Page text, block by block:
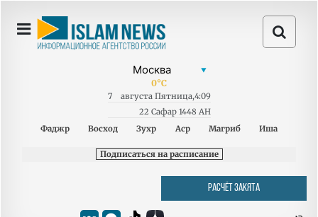
0°C
7 августа Пятница,4:09
22 Сафар 1448 AH
Фаджр
Восход Зухр Аср Магриб Иша
Подписаться на расписание
РАСЧЁТ ЗАКЯТА